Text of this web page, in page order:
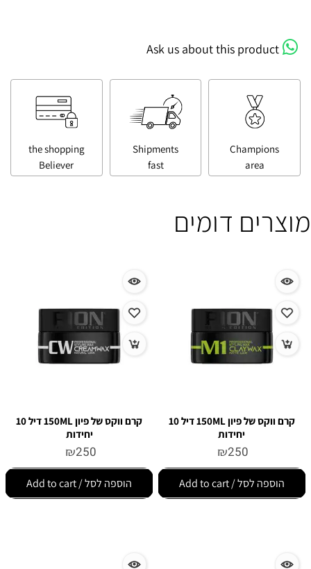
Ask us about this product
Champions
area
Shipments
fast
the shopping
Believer
מוצרים דומים
קרם ווקס של פיון 150ML דיל 10
יחידות
₪250
הוספה לסל / Add to cart
קרם ווקס של פיון 150ML דיל 10
יחידות
₪250
הוספה לסל / Add to cart